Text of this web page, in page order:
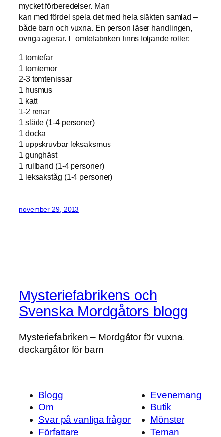
mycket förberedelser. Man
kan med fördel spela det med hela släkten samlad –
både barn och vuxna. En person läser handlingen,
övriga agerar. I Tomtefabriken finns följande roller:
1 tomtefar
1 tomtemor
2-3 tomtenissar
1 husmus
1 katt
1-2 renar
1 släde (1-4 personer)
1 docka
1 uppskruvbar leksaksmus
1 gunghäst
1 rullband (1-4 personer)
1 leksakståg (1-4 personer)
november 29, 2013
Mysteriefabrikens och
Svenska Mordgåtors blogg
Mysteriefabriken – Mordgåtor för vuxna,
deckargåtor för barn
Blogg
Om
Svar på vanliga frågor
Författare
Evenemang
Butik
Mönster
Teman